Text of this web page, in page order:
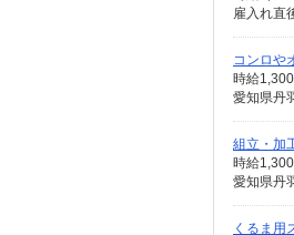
雇入れ直
コンロや
時給
愛知県丹
組立・加
時給
愛知県丹
くるま用